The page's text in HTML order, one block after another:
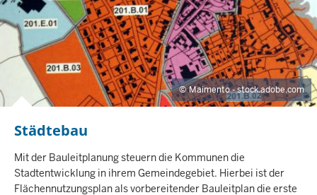
Maimento - stock.adobe.com
I
H
A
Städtebau
Mit der Bauleitplanung steuern die Kommunen die
Stadtentwicklung in ihrem Gemeindegebiet. Hierbei ist der
Flächennutzungsplan als vorbereitender Bauleitplan die erste